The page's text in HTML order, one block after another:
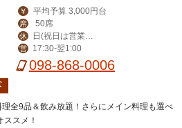
￥ 平均予算 3,000円台
席 50席
休
月曜振替休)
営 17:30-翌1:00
098-868-0006
全9品＆飲み放題！さらにメイン料理も選べ
スメ！